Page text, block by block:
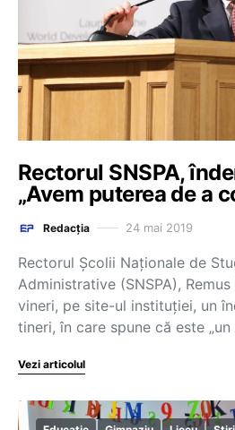
Rectorul SNSPA,
„Avem puterea de a
Redacția 24 mai 2019
Rectorul Școlii Naționale de
Administrative (SNSPA),
vineri, pe site-ul instituției, un
tineri, în care spune că este
Vezi articolul